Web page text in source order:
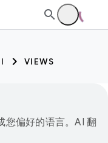
VIEWS
您偏好的语言。AI 翻